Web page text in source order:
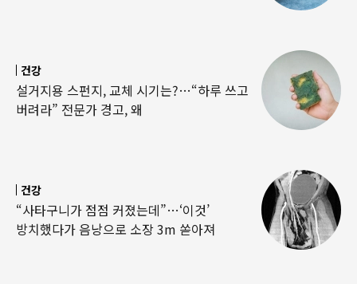
건강
설거지용 스펀지, 교체 시기는?…“하루 쓰고
버려라” 전문가 경고, 왜
건강
“사타구니가 점점 커졌는데”…‘이것’
방치했다가 음낭으로 소장 3m 쏟아져